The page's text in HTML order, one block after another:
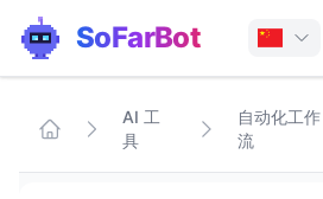
SoFarBot
AI 工
具
自动化工作
流